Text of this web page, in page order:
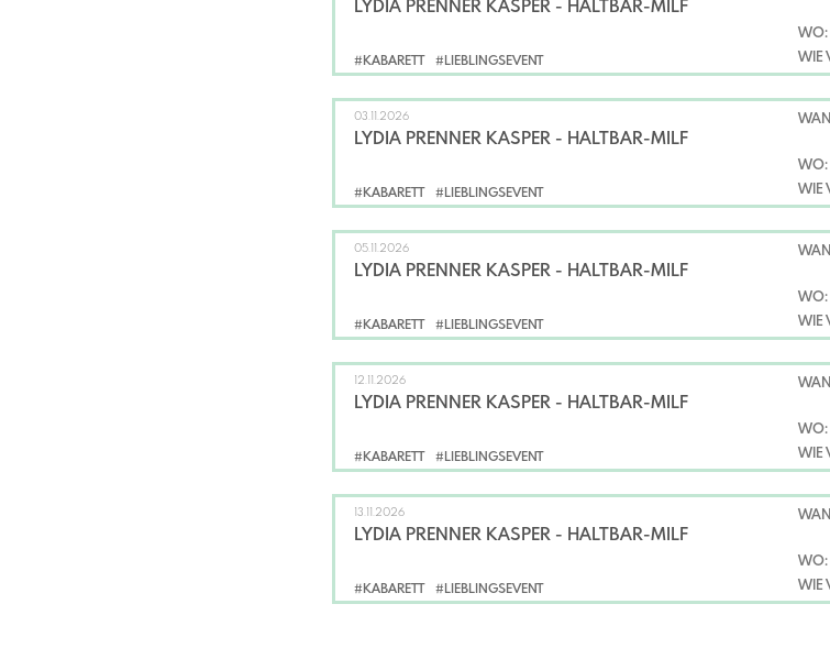
#KABARETT #LIEBLINGSEVENT
LYDIA PRENNER KASPER - HALTBAR-MILF
WO:
WIE
#KABARETT #LIEBLINGSEVENT
03.11.2026
LYDIA PRENNER KASPER - HALTBAR-MILF
WO:
WIE
#KABARETT #LIEBLINGSEVENT
05.11.2026
LYDIA PRENNER KASPER - HALTBAR-MILF
WO:
WIE
#KABARETT #LIEBLINGSEVENT
12.11.2026
LYDIA PRENNER KASPER - HALTBAR-MILF
WO:
WIE
#KABARETT #LIEBLINGSEVENT
13.11.2026
LYDIA PRENNER KASPER - HALTBAR-MILF
WO:
WIE